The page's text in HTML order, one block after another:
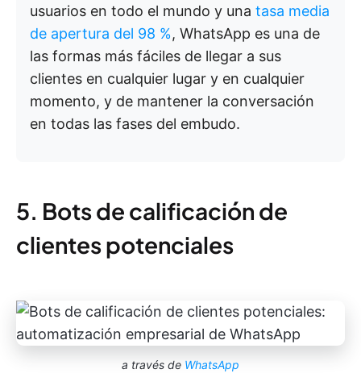
usuarios en todo el mundo y una tasa media
de apertura del 98 %, WhatsApp es una de
las formas más fáciles de llegar a sus
clientes en cualquier lugar y en cualquier
momento, y de mantener la conversación
en todas las fases del embudo.
5. Bots de calificación de
clientes potenciales
a través de WhatsApp